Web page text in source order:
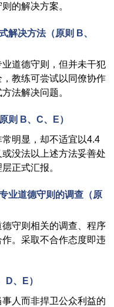
的解决方案。
解决方法（原则 B、
道德守则，但并未干犯
教练可尝试以同僚协作
法解决问题。
原则 B、 C、 E）
明显，却不适宜以4.4
没法以上述方法妥善处
正式汇报。
业道德守则 的调查 （原
守则相关的调查、程序
。采取不合作态度即违
D、 E）
人而非捍卫公众利益的